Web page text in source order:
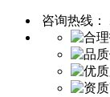
咨询热线：